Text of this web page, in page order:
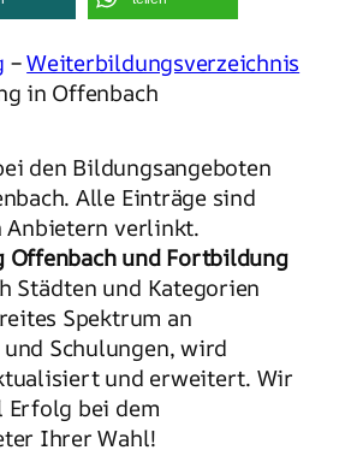
–Weiterbildungsverzeichnis
in Offenbach
den Bildungsangeboten
Alle Einträge sind
verlinkt.
Offenbach und Fortbildung
Städten und Kategorien
Spektrum an
Schulungen, wird
und erweitert. Wir
Erfolg bei dem
Ihrer Wahl!